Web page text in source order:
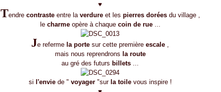
♥
Tendrecontrasteentre laverdureet les pierres doréesdu village ,
le charmeopère à chaquecoin de rue...
Je referme la porte sur cette première escale ,
mais nous reprendrons la route
au gré des futurs billets ...
si l'enviede " voyager"sur la toilevous inspire !